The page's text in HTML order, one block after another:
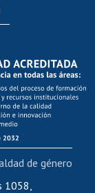
1058,
de género